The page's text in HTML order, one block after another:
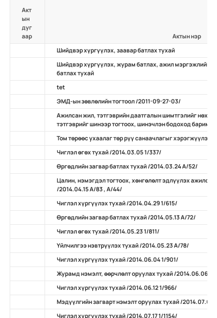
Акт
ын
дуг
аар
Актын нэр
Шийдвэр хүргүүлэх, заавар батлах тухай
Шийдвэр хүргүүлэх, журам батлах, ажил мэргэжлийн
батлах тухай
tet
ЭМД-ын зөвлөлийн тогтоол /2011-09-27-03/
Ажилсан жил, тэтгэврийн даатгалын шимтгэлийг нөхөн
тэтгэврийг шинээр тогтоох, шинэчлэн бодоход
Том төрөөс ухаалаг төр рүү санаачлагыг хэрэгжүүлэх
Чиглэл өгөх тухай /2014.03.05 1/337/
Өргөдлийн загвар батлах тухай /2014.03.24 А/52/
Цалин, нэмэгдэл тогтоох, хөнгөлөлт эдлүүлэх
/2014.04.15 А/83 , А/44/
Чиглэл хүргүүлэх тухай /2014.04.29 1/615/
Өргөдлийн загвар батлах тухай /2014.05.13 А/72/
Чиглэл өгөх тухай /2014.05.23 1/811/
Үйлчилгээ нэвтрүүлэх тухай /2014.05.23 А/78/
Чиглэл хүргүүлэх тухай /2014.06.04 1/901/
Журамд нэмэлт, өөрчлөлт оруулах тухай /2014.06.06
Чиглэл хүргүүлэх тухай /2014.06.12 1/966/
Мэдүүлгийн загварт нэмэлт оруулах тухай /2014.07.07
Чиглэл хүргүүлэх тухай /2014.07.17 1/1154/